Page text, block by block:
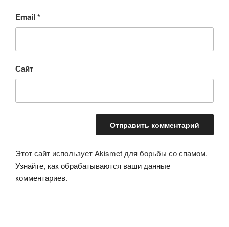
Email *
Сайт
Этот сайт использует Akismet для борьбы со спамом.
Узнайте, как обрабатываются ваши данные
комментариев.